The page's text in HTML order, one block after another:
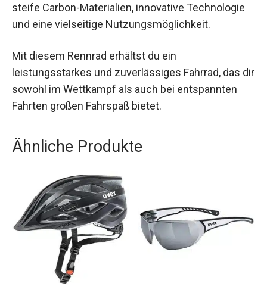
steife Carbon-Materialien, innovative Technologie
und eine vielseitige Nutzungsmöglichkeit.
Mit diesem Rennrad erhältst du ein
leistungsstarkes und zuverlässiges Fahrrad, das
dir sowohl im Wettkampf als auch bei
entspannten Fahrten großen Fahrspaß bietet.
Ähnliche Produkte